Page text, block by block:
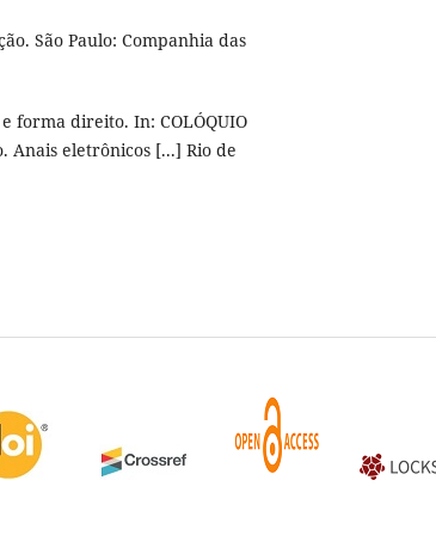
São Paulo: Companhia das
forma direito. In: COLÓQUIO
Anais eletrônicos [...] Rio de